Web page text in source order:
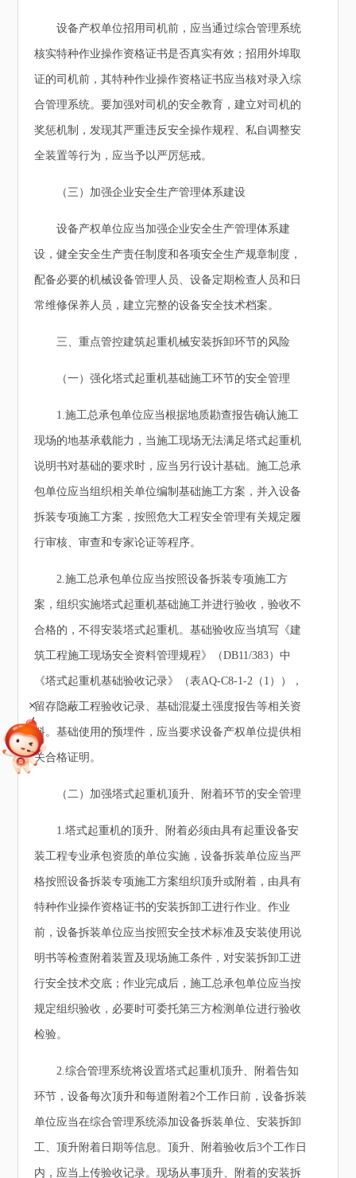
设备产权单位招用司机前，应当通过综合管理系统
核实特种作业操作资格证书是否真实有效；招用外埠取
证的司机前，其特种作业操作资格证书应当核对录入综
合管理系统。要加强对司机的安全教育，建立对司机的
奖惩机制，发现其严重违反安全操作规程、私自调整安
全装置等行为，应当予以严厉惩戒。
（三）加强企业安全生产管理体系建设
设备产权单位应当加强企业安全生产管理体系建
设，健全安全生产责任制度和各项安全生产规章制度，
配备必要的机械设备管理人员、设备定期检查人员和日
常维修保养人员，建立完整的设备安全技术档案。
三、重点管控建筑起重机械安装拆卸环节的风险
（一）强化塔式起重机基础施工环节的安全管理
1.施工总承包单位应当根据地质勘查报告确认施工
现场的地基承载能力，当施工现场无法满足塔式起重机
说明书对基础的要求时，应当另行设计基础。施工总承
包单位应当组织相关单位编制基础施工方案，并入设备
拆装专项施工方案，按照危大工程安全管理有关规定履
行审核、审查和专家论证等程序。
2.施工总承包单位应当按照设备拆装专项施工方
案，组织实施塔式起重机基础施工并进行验收，验收不
合格的，不得安装塔式起重机。基础验收应当填写《建
筑工程施工现场安全资料管理规程》（DB11/383）中
《塔式起重机基础验收记录》（表AQ-C8-1-2（1）），
留存隐蔽工程验收记录、基础混凝土强度报告等相关资
料。基础使用的预埋件，应当要求设备产权单位提供相
关合格证明。
（二）加强塔式起重机顶升、附着环节的安全管理
1.塔式起重机的顶升、附着必须由具有起重设备安
装工程专业承包资质的单位实施，设备拆装单位应当严
格按照设备拆装专项施工方案组织顶升或附着，由具有
特种作业操作资格证书的安装拆卸工进行作业。作业
前，设备拆装单位应当按照安全技术标准及安装使用说
明书等检查附着装置及现场施工条件，对安装拆卸工进
行安全技术交底；作业完成后，施工总承包单位应当按
规定组织验收，必要时可委托第三方检测单位进行验收
检验。
2.综合管理系统将设置塔式起重机顶升、附着告知
环节，设备每次顶升和每道附着2个工作日前，设备拆装
单位应当在综合管理系统添加设备拆装单位、安装拆卸
工、顶升附着日期等信息。顶升、附着验收后3个工作日
内，应当上传验收记录。现场从事顶升、附着的安装拆
+